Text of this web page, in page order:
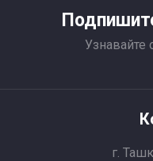
Узнавайте
г.